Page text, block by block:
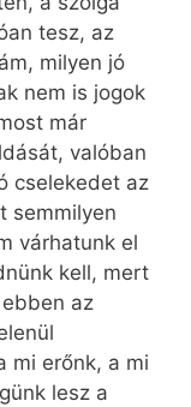
tesz, az
milyen jó
nem is jogok
már
valóban
cselekedet az
semmilyen
várhatunk el
kell, mert
az
mi erőnk, a mi
lesz a